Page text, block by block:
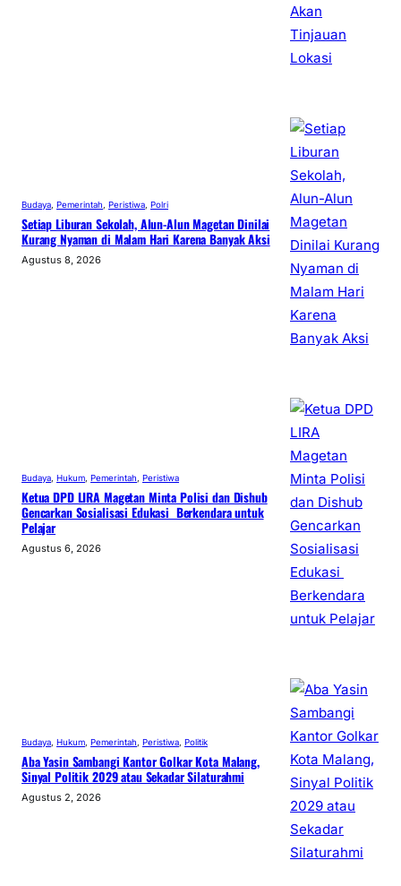
Budaya, Pemerintah, Peristiwa, Polri
Setiap Liburan Sekolah, Alun-Alun Magetan Dinilai
Kurang Nyaman di Malam Hari Karena Banyak Aksi
Agustus 8, 2026
Budaya Hukum Pemerintah Peristiwa
Ketua DPD LIRA Magetan Minta Polisi dan Dishub
Gencarkan Sosialisasi Edukasi Berkendara untuk
Pelajar
Agustus 6, 2026
Budaya, Hukum, Pemerintah, Peristiwa, Politik
Aba Yasin Sambangi Kantor Golkar Kota Malang,
Sinyal Politik 2029 atau Sekadar Silaturahmi
Agustus 2, 2026